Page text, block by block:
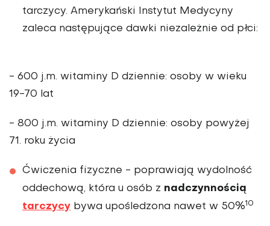
tarczycy. Amerykański Instytut Medycyny
zaleca następujące dawki niezależnie od płci:
- 600 j.m. witaminy D dziennie: osoby w wieku
19-70 lat
- 800 j.m. witaminy D dziennie: osoby powyżej
71. roku życia
Ćwiczenia fizyczne - poprawiają wydolność
oddechową, która u osób z nadczynnością
tarczycy bywa upośledzona nawet w 50%10